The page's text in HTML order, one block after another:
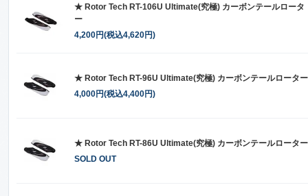
★ Rotor Tech RT-106U Ultimate(究極) カーボンテールロータ
ー
4,200円(税込4,620円)
★ Rotor Tech RT-96U Ultimate(究極) カーボンテールローター
4,000円(税込4,400円)
★ Rotor Tech RT-86U Ultimate(究極) カーボンテールローター
SOLD OUT